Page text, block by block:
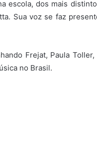
escola, dos mais
Sua voz se faz
Frejat, Paula
no Brasil.